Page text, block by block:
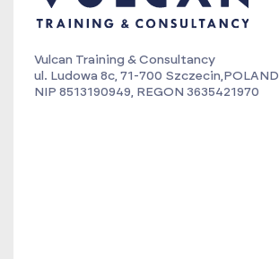
Vulcan Training & Consultancy
ul. Ludowa 8c, 71-700 Szczecin,POLAND
NIP 8513190949, REGON 3635421970